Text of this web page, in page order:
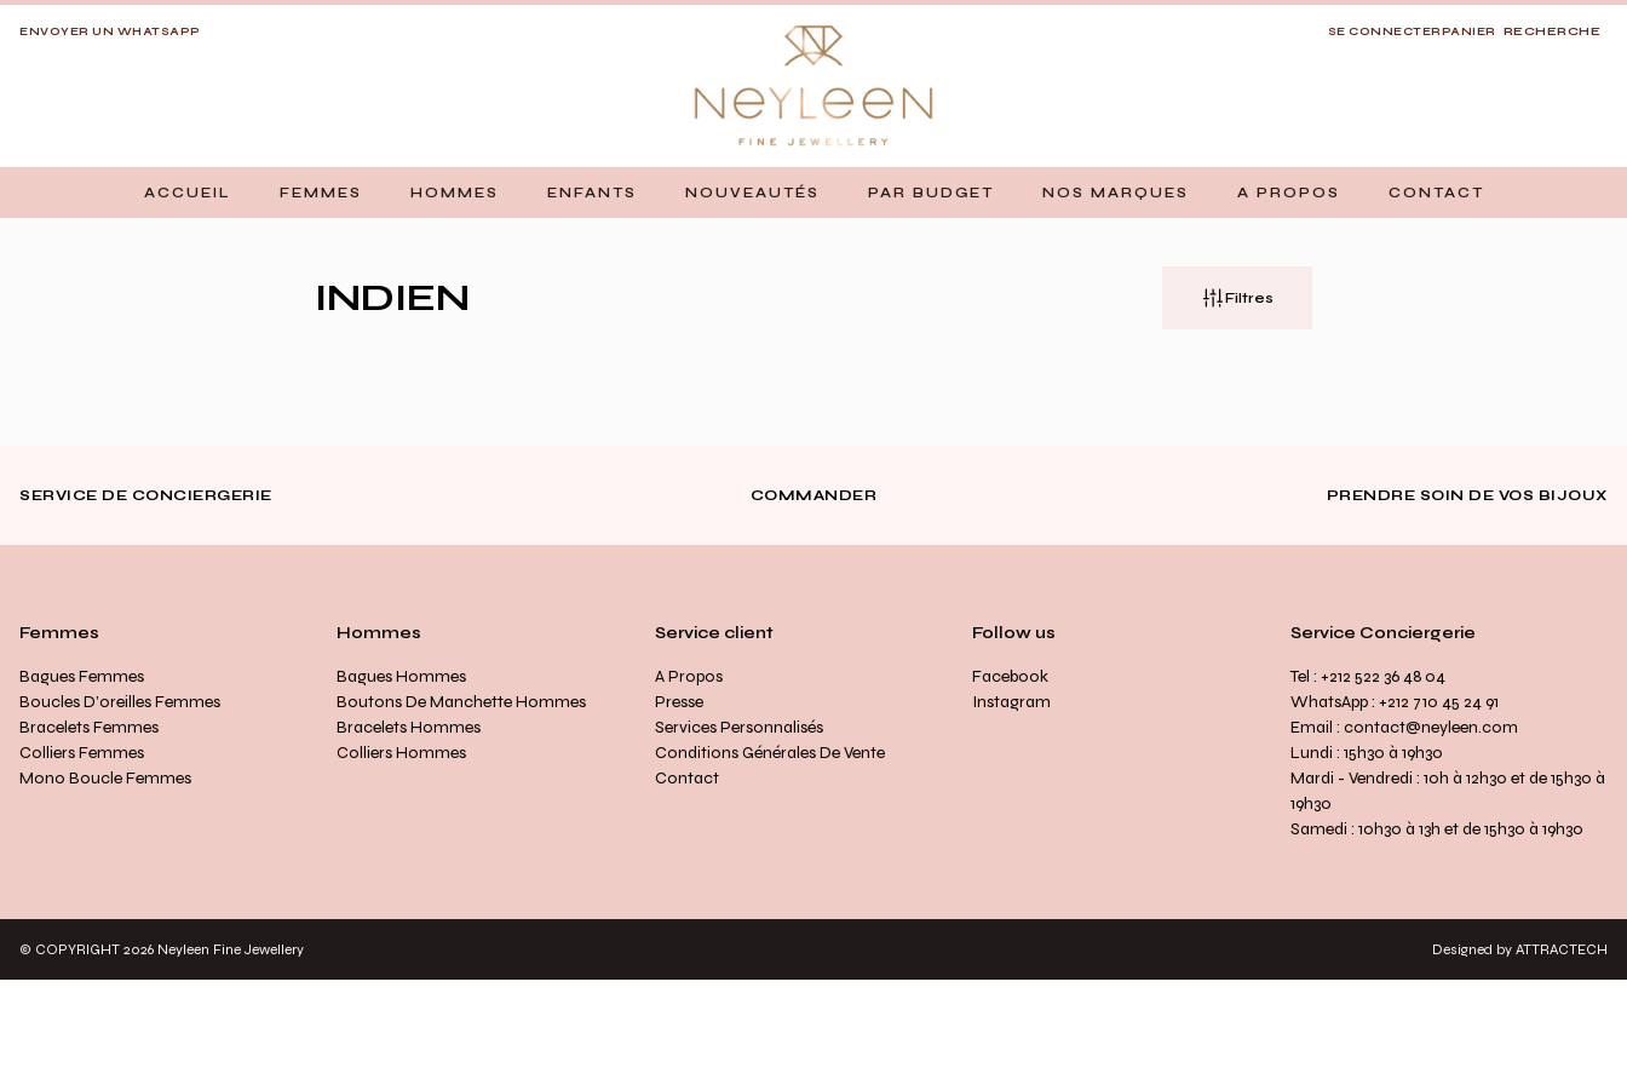
ENVOYER UN WHATSAPP SE CONNECTER PANIER RECHERCHE
ACCUEIL FEMMES HOMMES ENFANTS NOUVEAUTÉS PAR BUDGET NOS MARQUES A PROPOS CONTACT
INDIEN Filtres
SERVICE DE CONCIERGERIE COMMANDER PRENDRE SOIN DE VOS BIJOUX
Femmes
Bagues Femmes
Boucles D’oreilles Femmes
Bracelets Femmes
Colliers Femmes
Mono Boucle Femmes
Hommes
Bagues Hommes
Boutons De Manchette Hommes
Bracelets Hommes
Colliers Hommes
Service client
A Propos
Presse
Services Personnalisés
Conditions Générales De Vente
Contact
Follow us
Facebook
Instagram
Service Conciergerie
Tel : +212 522 36 48 04
WhatsApp : +212 710 45 24 91
Email : contact@neyleen.com
Lundi : 15h30 à 19h30
Mardi - Vendredi : 10h à 12h30 et de 15h30 à
19h30
Samedi : 10h30 à 13h et de 15h30 à 19h30
© COPYRIGHT 2026 Neyleen Fine Jewellery Designed by ATTRACTECH